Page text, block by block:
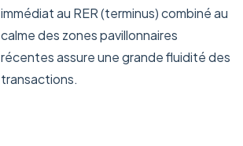
immédiat au RER (terminus) combiné au
calme des zones pavillonnaires
récentes assure une grande fluidité des
transactions.